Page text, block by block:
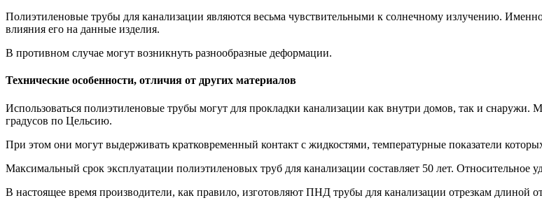
Полиэтиленовые трубы для канализации являются весьма чувствительными к солнечному излучению.
влияния его на данные изделия.
В противном случае могут возникнуть разнообразные деформации.
Технические особенности, отличия от других материалов
Использоваться полиэтиленовые трубы могут для прокладки канализации как внутри домов, так и снаружи.
градусов по Цельсию.
При этом они могут выдерживать кратковременный контакт с жидкостями, температурные показатели
Максимальный срок эксплуатации полиэтиленовых труб для канализации составляет 50 лет. Относительное
В настоящее время производители, как правило, изготовляют ПНД трубы для канализации отрезкам длиной